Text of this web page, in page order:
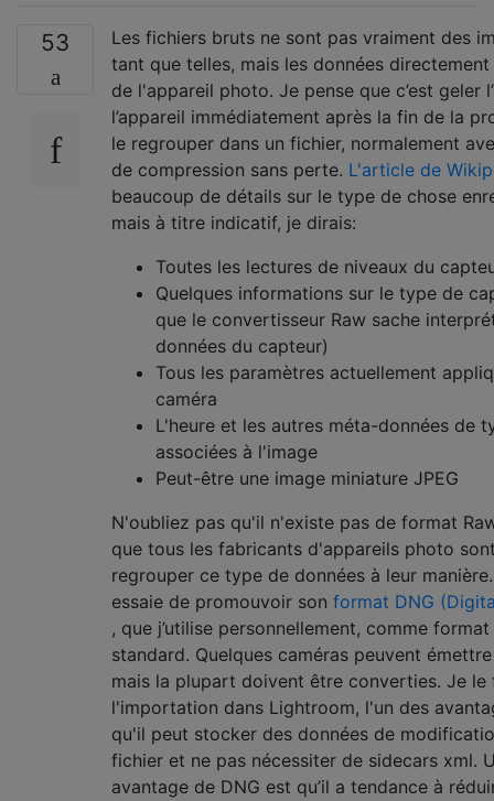
53
Les fichiers bruts ne sont pas vraiment des
tant que telles, mais les données
de l'appareil photo. Je pense que c’est geler
l’appareil immédiatement après la fin de la
le regrouper dans un fichier, normalement
de compression sans perte. L'article de
beaucoup de détails sur le type de chose
mais à titre indicatif, je dirais:
Toutes les lectures de niveaux du
Quelques informations sur le type de
que le convertisseur Raw sache
données du capteur)
Tous les paramètres actuellement
caméra
L'heure et les autres méta-données de
associées à l'image
Peut-être une image miniature JPEG
N'oubliez pas qu'il n'existe pas de format
que tous les fabricants d'appareils photo
regrouper ce type de données à leur
essaie de promouvoir son format DNG
, que j’utilise personnellement, comme format
standard. Quelques caméras peuvent
mais la plupart doivent être converties. Je le
l'importation dans Lightroom, l'un des
qu'il peut stocker des données de
fichier et ne pas nécessiter de sidecars xml.
avantage de DNG est qu’il a tendance à